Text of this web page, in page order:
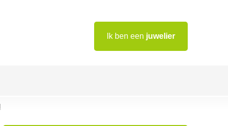
Ik ben een juwelier